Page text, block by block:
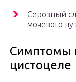
Серозный
мочевого
Симптомы
цистоцеле